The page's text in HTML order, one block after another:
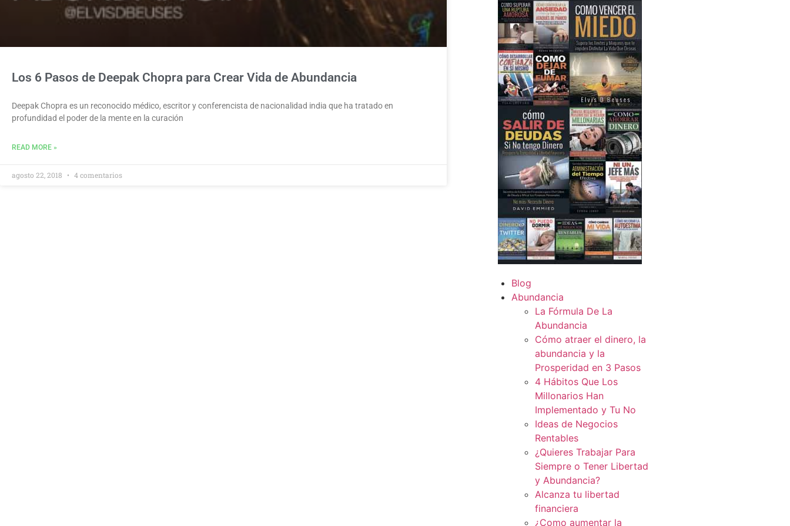
Los 6 Pasos de Deepak Chopra para Crear Vida de Abundancia
Deepak Chopra es un reconocido médico, escritor y conferencista de nacionalidad india que ha tratado en
profundidad el poder de la mente en la curación
READ MORE »
agosto 22, 2018 4 comentarios
Blog
Abundancia
La Fórmula De La
Abundancia
Cómo atraer el dinero, la
abundancia y la
Prosperidad en 3 Pasos
4 Hábitos Que Los
Millonarios Han
Implementado y Tu No
Ideas de Negocios
Rentables
¿Quieres Trabajar Para
Siempre o Tener Libertad
y Abundancia?
Alcanza tu libertad
financiera
¿Como aumentar la